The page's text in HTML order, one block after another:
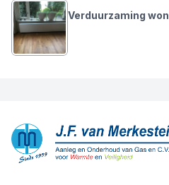
Verduurzaming